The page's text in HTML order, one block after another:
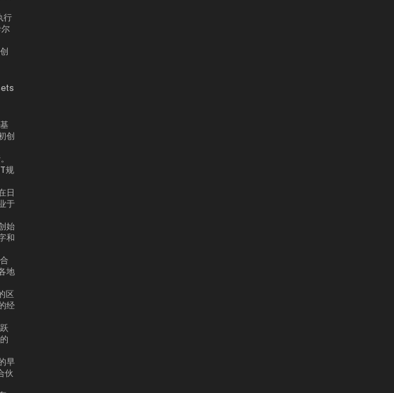
誉
坛
社
企
”
位
资
执
态
资
多
资
起
》
关
。
本
席
际
会
得
工
供
培
报
城
际
行
低
增
可
产
，
林
首
香
分
投
士
森
我
金
创
理
。
会
，
规
负
数
易
日
于
从
生
公
代
会
最
始
和
人
映
专
”
地
和
资
公
区
经
为
速
，
、
早
伙